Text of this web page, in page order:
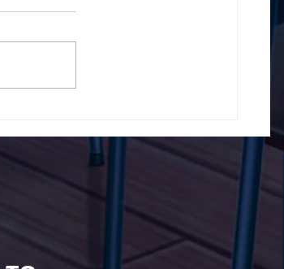
| Μίλα Τώρα. Με σύνθημα
"Μίλα Τώρα" όλα τα σχολεία
της Ελλάδας ενώνουν τις